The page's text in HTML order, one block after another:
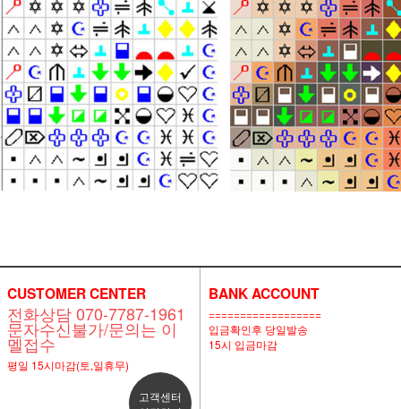
CUSTOMER CENTER
전화상담 070-7787-1961
문자수신불가/문의는 이
멜접수
평일 15시마감(토,일휴무)
고객센터
BANK ACCOUNT
==================
입금확인후 당일발송
15시 입금마감